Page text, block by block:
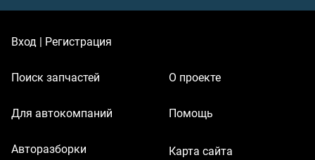
Вход | Регистрация
Поиск запчастей
Для автокомпаний
Авторазборки
О проекте
Помощь
Карта сайта